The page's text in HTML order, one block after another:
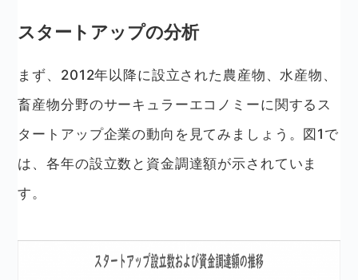
スタートアップの分析
まず、2012年以降に設立された農産物、水産物、
畜産物分野のサーキュラーエコノミーに関するス
タートアップ企業の動向を見てみましょう。図1で
は、各年の設立数と資金調達額が示されていま
す。